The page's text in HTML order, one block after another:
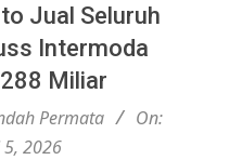
Jual Seluruh
Intermoda
Miliar
Permata
On:
2026